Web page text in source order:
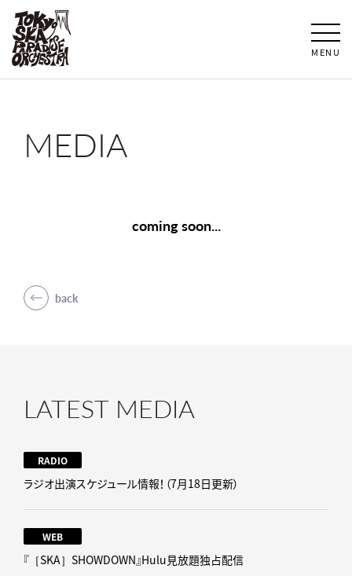
MENU
MEDIA
coming soon...
back
LATEST MEDIA
RADIO
ラジオ出演スケジュール情報！（7月18日更新）
WEB
『［SKA］SHOWDOWN』Hulu見放題独占配信